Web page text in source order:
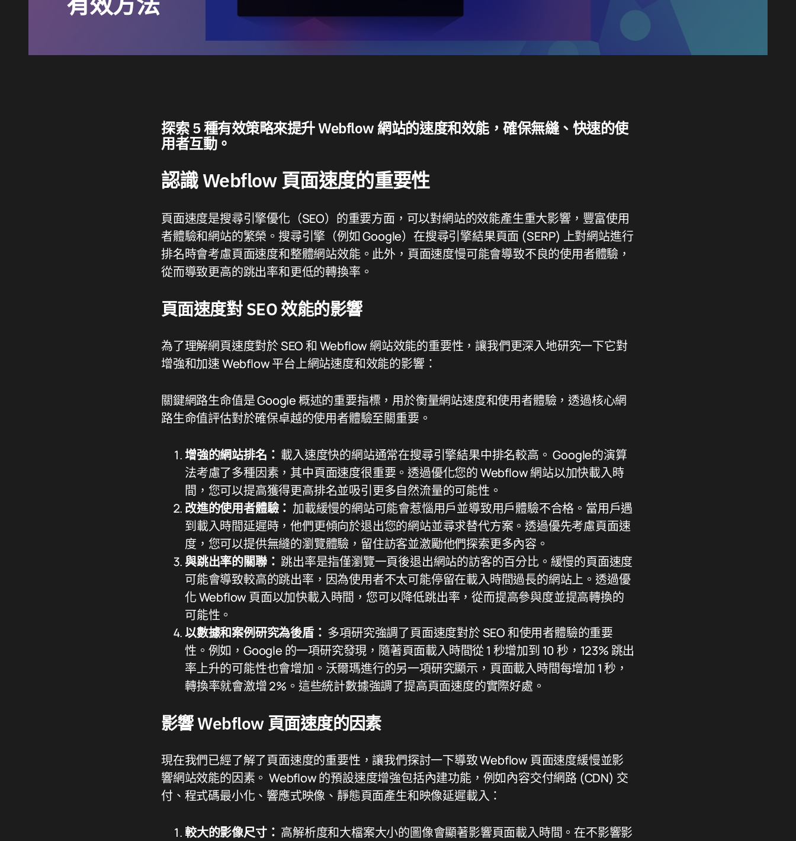
探索 5 種有效策略來提升 Webflow 網站的速度和效能，確保無縫、快速的使
用者互動。
認識 Webflow 頁面速度的重要性
頁面速度是搜尋引擎優化（SEO）的重要方面，可以對網站的效能產生重大影響，豐富使用
者體驗和網站的繁榮。搜尋引擎（例如 Google）在搜尋引擎結果頁面 (SERP) 上對網站進行
排名時會考慮頁面速度和整體網站效能。此外，頁面速度慢可能會導致不良的使用者體驗，
從而導致更高的跳出率和更低的轉換率。
頁面速度對 SEO 效能的影響
為了理解網頁速度對於 SEO 和 Webflow 網站效能的重要性，讓我們更深入地研究一下它對
增強和加速 Webflow 平台上網站速度和效能的影響：
關鍵網路生命值是 Google 概述的重要指標，用於衡量網站速度和使用者體驗，透過核心網
路生命值評估對於確保卓越的使用者體驗至關重要。
增強的網站排名： 載入速度快的網站通常在搜尋引擎結果中排名較高。 Google的演算
法考慮了多種因素，其中頁面速度很重要。透過優化您的 Webflow 網站以加快載入時
間，您可以提高獲得更高排名並吸引更多自然流量的可能性。
改進的使用者體驗： 加載緩慢的網站可能會惹惱用戶並導致用戶體驗不合格。當用戶遇
到載入時間延遲時，他們更傾向於退出您的網站並尋求替代方案。透過優先考慮頁面速
度，您可以提供無縫的瀏覽體驗，留住訪客並激勵他們探索更多內容。
與跳出率的關聯： 跳出率是指僅瀏覽一頁後退出網站的訪客的百分比。緩慢的頁面速度
可能會導致較高的跳出率，因為使用者不太可能停留在載入時間過長的網站上。透過優
化 Webflow 頁面以加快載入時間，您可以降低跳出率，從而提高參與度並提高轉換的
可能性。
以數據和案例研究為後盾： 多項研究強調了頁面速度對於 SEO 和使用者體驗的重要
性。例如，Google 的一項研究發現，隨著頁面載入時間從 1 秒增加到 10 秒，123% 跳出
率上升的可能性也會增加。沃爾瑪進行的另一項研究顯示，頁面載入時間每增加 1 秒，
轉換率就會激增 2%。這些統計數據強調了提高頁面速度的實際好處。
影響 Webflow 頁面速度的因素
現在我們已經了解了頁面速度的重要性，讓我們探討一下導致 Webflow 頁面速度緩慢並影
響網站效能的因素。 Webflow 的預設速度增強包括內建功能，例如內容交付網路 (CDN) 交
付、程式碼最小化、響應式映像、靜態頁面產生和映像延遲載入：
較大的影像尺寸： 高解析度和大檔案大小的圖像會顯著影響頁面載入時間。在不影響影